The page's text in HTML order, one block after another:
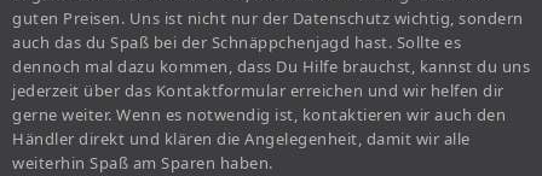
guten Preisen. Uns ist nicht nur der Datenschutz wichtig, sondern
auch das du Spaß bei der Schnäppchenjagd hast. Sollte es
dennoch mal dazu kommen, dass Du Hilfe brauchst, kannst du uns
jederzeit über das Kontaktformular erreichen und wir helfen dir
gerne weiter. Wenn es notwendig ist, kontaktieren wir auch den
Händler direkt und klären die Angelegenheit, damit wir alle
weiterhin Spaß am Sparen haben.